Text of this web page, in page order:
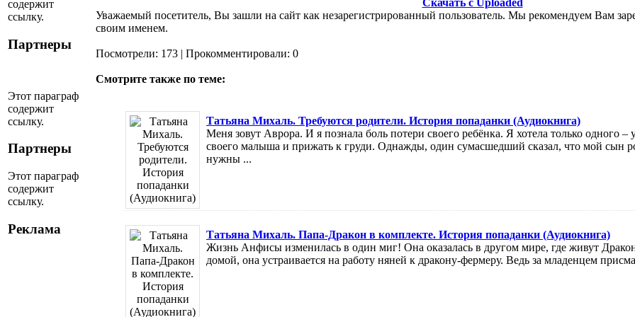
содержит
ссылку.
Партнеры
Этот параграф
содержит
ссылку.
Партнеры
Этот параграф
содержит
ссылку.
Реклама
Скачать с Uploaded
Уважаемый посетитель, Вы зашли на сайт как незарегистрированный пользователь. Мы рекомендуем Вам
своим именем.
Посмотрели: 173 | Прокомментировали: 0
Смотрите также по теме:
Татьяна Михаль. Требуются родители. История попаданки (Аудиокнига)
Меня зовут Аврора. И я познала боль потери своего ребёнка. Я хотела только одного
своего малыша и прижать к груди. Однажды, один сумасшедший сказал, что мой сын
нужны ...
Татьяна Михаль. Папа-Дракон в комплекте. История попаданки (Аудиокнига)
Жизнь Анфисы изменилась в один миг! Она оказалась в другом мире, где живут
домой, она устраивается на работу няней к дракону-фермеру. Ведь за младенцем